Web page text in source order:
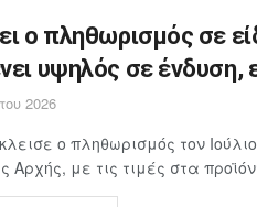
ο πληθωρισμός σε
υψηλός σε ένδυση,
2026
ο πληθωρισμός τον
Αρχής, με τις τιμές στα